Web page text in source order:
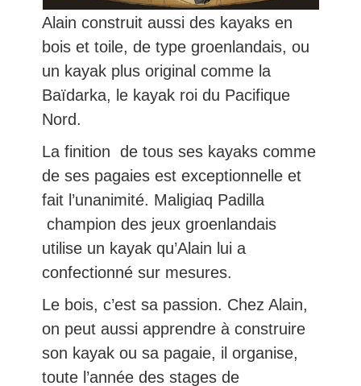
Alain construit aussi des kayaks en
bois et toile, de type groenlandais, ou
un kayak plus original comme la
Baïdarka, le kayak roi du Pacifique
Nord.
La finition de tous ses kayaks comme
de ses pagaies est exceptionnelle et
fait l’unanimité. Maligiaq Padilla
champion des jeux groenlandais
utilise un kayak qu’Alain lui a
confectionné sur mesures.
Le bois, c’est sa passion. Chez Alain,
on peut aussi apprendre à construire
son kayak ou sa pagaie, il organise,
toute l’année des stages de